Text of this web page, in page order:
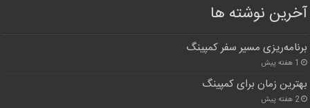
آخرین نوشته ها
برنامه‌ریزی مسیر سفر کمپینگ
1 هفته پیش
بهترین زمان برای کمپینگ
2 هفته پیش